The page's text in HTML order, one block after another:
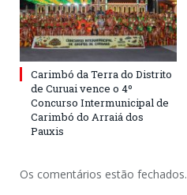
Carimbó da Terra do Distrito
de Curuai vence o 4º
Concurso Intermunicipal de
Carimbó do Arraiá dos
Pauxis
Os comentários estão fechados.